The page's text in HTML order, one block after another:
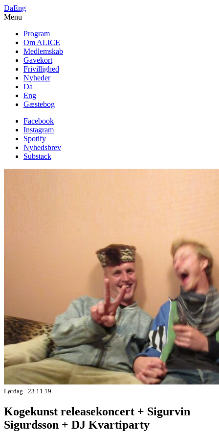
DaEng
Menu
Program
Om ALICE
Medlemskab
Gavekort
Frivillighed
Nyheder
Da
Eng
Gæstebog
Facebook
Instagram
Spotify
Nyhedsbrev
Substack
Lørdag _23.11.19
Kogekunst releasekoncert + Sigurvin
Sigurdsson + DJ Kvartiparty